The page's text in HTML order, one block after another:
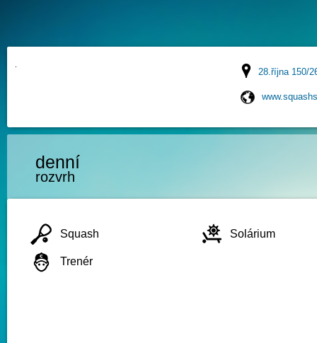
28.října 150/
denní
rozvrh
Squash
Trenér
Solárium